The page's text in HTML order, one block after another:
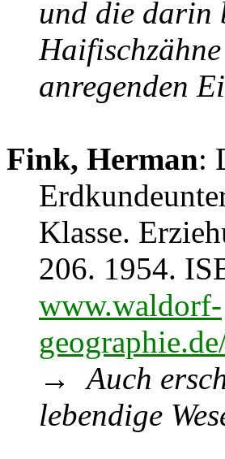
und die darin
anregenden
Fink, Herman:
Klasse.
206. 1954.
www.waldorf-
→
Auch
lebendige